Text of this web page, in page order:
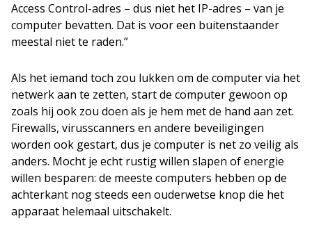
Access Control-adres – dus niet het IP-adres – van je
computer bevatten. Dat is voor een buitenstaander
meestal niet te raden.”
Als het iemand toch zou lukken om de computer via het
netwerk aan te zetten, start de computer gewoon op
zoals hij ook zou doen als je hem met de hand aan zet.
Firewalls, virusscanners en andere beveiligingen
worden ook gestart, dus je computer is net zo veilig als
anders. Mocht je echt rustig willen slapen of energie
willen besparen: de meeste computers hebben op de
achterkant nog steeds een ouderwetse knop die het
apparaat helemaal uitschakelt.